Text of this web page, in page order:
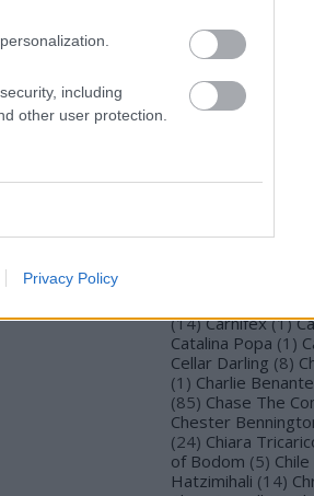
including
other user protection.
Privacy Policy
Break In (
Bring Me To Life
Aréna (2) búcsú
Bullet for M
Vig (2) Cadaveria
TV (1) Capri (1
(14) Carnifex (1)
Catalina Popa (1 )
Cellar Darling (8)
(1 ) Charlie Benante
(85) Chase The
Chester
(24) Chiara
of Bodom (5) Chile
Hatzimihali (14)